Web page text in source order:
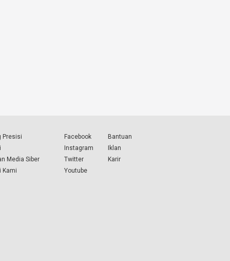
Presisi
Media Siber
Kami
Facebook
Instagram
Twitter
Youtube
Bantuan
Iklan
Karir